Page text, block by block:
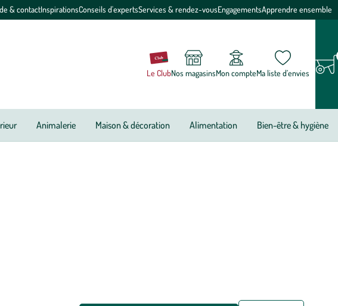
& contactInspirationsConseils d'expertsServices & rendez-vousEngagementsApprendre ensemble
Le ClubNos magasinsMon compteMa liste d’envies
Animalerie Maison & décoration Alimentation Bien-être & hygiène